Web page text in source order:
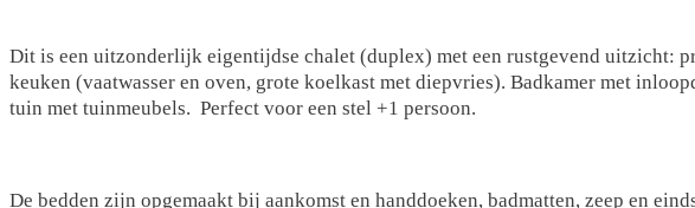
Dit is een uitzonderlijk eigentijdse chalet (duplex) met een rustgevend uitzicht:
keuken (vaatwasser en oven, grote koelkast met diepvries). Badkamer met
tuin met tuinmeubels. Perfect voor een stel +1 persoon.
De bedden zijn opgemaakt bij aankomst en handdoeken, badmatten, zeep en